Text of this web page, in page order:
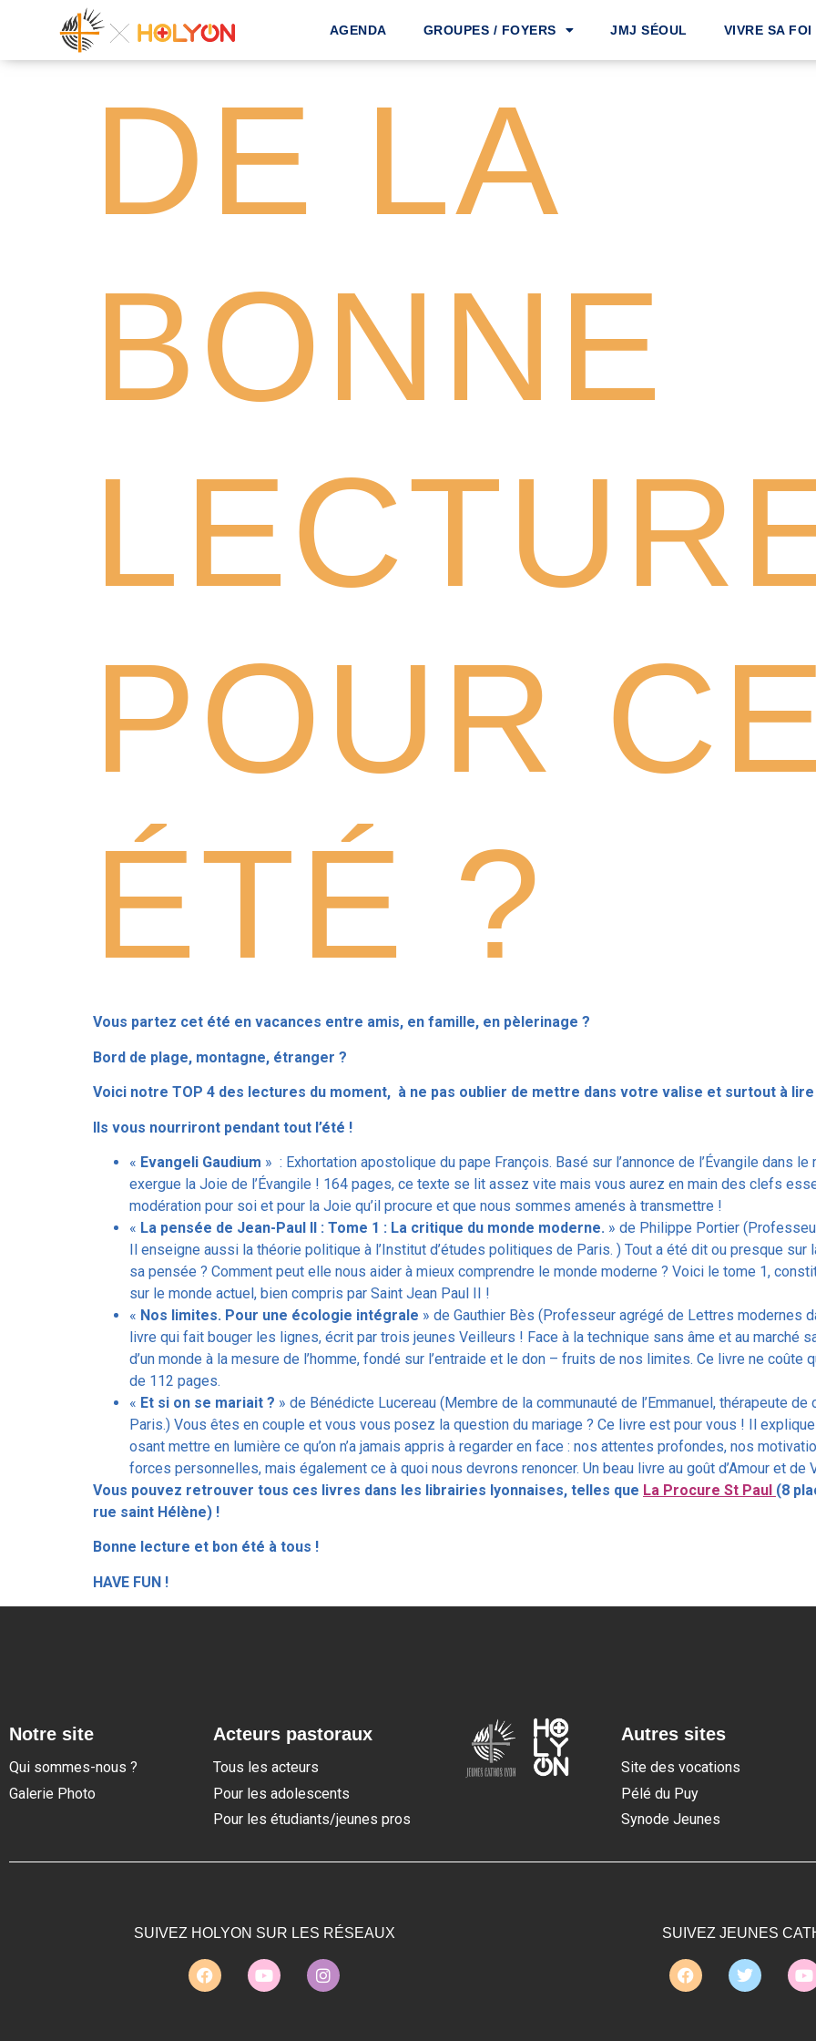
AGENDA GROUPES / FOYERS JMJ SÉOUL VIVRE SA FOI
DE LA
BONNE
POUR
ÉTÉ ?
Vous partez cet été en vacances entre amis, en famille, en pèlerinage ?
Bord de plage, montagne, étranger ?
Voici notre TOP 4 des lectures du moment, à ne pas oublier de mettre dans votre valise et surtout à lire
Ils vous nourriront pendant tout l’été !
« Evangeli Gaudium » : Exhortation apostolique du pape François. Basé sur l’annonce de l’Évangile dans le
exergue la Joie de l’Évangile ! 164 pages, ce texte se lit assez vite mais vous aurez en main des clefs
modération pour soi et pour la Joie qu’il procure et que nous sommes amenés à transmettre !
« La pensée de Jean-Paul II : Tome 1 : La critique du monde moderne. » de Philippe Portier
Il enseigne aussi la théorie politique à l’Institut d’études politiques de Paris. ) Tout a été dit ou presque
sa pensée ? Comment peut elle nous aider à mieux comprendre le monde moderne ? Voici le tome 1,
sur le monde actuel, bien compris par Saint Jean Paul II !
« Nos limites. Pour une écologie intégrale » de Gauthier Bès (Professeur agrégé de Lettres modernes
livre qui fait bouger les lignes, écrit par trois jeunes Veilleurs ! Face à la technique sans âme et au marché
d’un monde à la mesure de l’homme, fondé sur l’entraide et le don – fruits de nos limites. Ce livre ne
de 112 pages.
« Et si on se mariait ? » de Bénédicte Lucereau (Membre de la communauté de l’Emmanuel, thérapeute
Paris.) Vous êtes en couple et vous vous posez la question du mariage ? Ce livre est pour vous ! Il
osant mettre en lumière ce qu’on n’a jamais appris à regarder en face : nos attentes profondes, nos
forces personnelles, mais également ce à quoi nous devrons renoncer. Un beau livre au goût d’Amour et
Vous pouvez retrouver tous ces livres dans les librairies lyonnaises, telles que La Procure St Paul (8
rue saint Hélène) !
Bonne lecture et bon été à tous !
HAVE FUN !
Notre site
Qui sommes-nous ?
Galerie Photo
Acteurs pastoraux
Tous les acteurs
Pour les adolescents
Pour les étudiants/jeunes pros
dodobet
oldcasino
barbibet
Autres sites
Site des vocations
Pélé du Puy
Synode Jeunes
SUIVEZ HOLYON SUR LES RÉSEAUX SUIVEZ JEUNES